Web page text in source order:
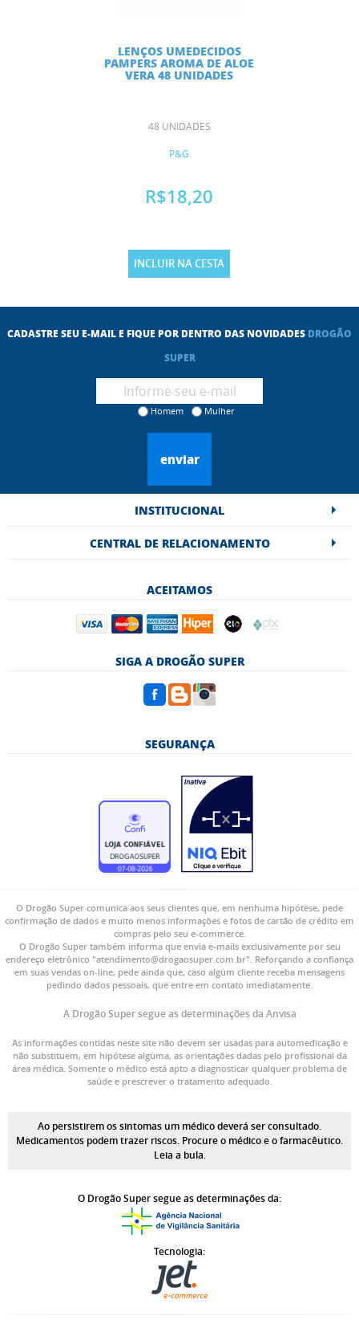
LENÇOS UMEDECIDOS
PAMPERS AROMA DE ALOE
VERA 48 UNIDADES
48 UNIDADES
P&G
R$18,20
INCLUIR NA CESTA
CADASTRE SEU E-MAIL E FIQUE POR DENTRO DAS NOVIDADES DROGÃO
SUPER
Homem Mulher
enviar
INSTITUCIONAL
CENTRAL DE RELACIONAMENTO
ACEITAMOS
SIGA A DROGÃO SUPER
SEGURANÇA
O Drogão Super comunica aos seus clientes que, em nenhuma hipótese, pede
confirmação de dados e muito menos informações e fotos de cartão de crédito em
compras pelo seu e-commerce.
O Drogão Super também informa que envia e-mails exclusivamente por seu
endereço eletrônico "atendimento@drogaosuper.com.br". Reforçando a confiança
em suas vendas on-line, pede ainda que, caso algum cliente receba mensagens
pedindo dados pessoais, que entre em contato imediatamente.
A Drogão Super segue as determinações da Anvisa
As informações contidas neste site não devem ser usadas para automedicação e
não substituem, em hipótese alguma, as orientações dadas pelo profissional da
área médica. Somente o médico está apto a diagnosticar qualquer problema de
saúde e prescrever o tratamento adequado.
Ao persistirem os sintomas um médico deverá ser consultado.
Medicamentos podem trazer riscos. Procure o médico e o farmacêutico.
Leia a bula.
O Drogão Super segue as determinações da:
Tecnologia: